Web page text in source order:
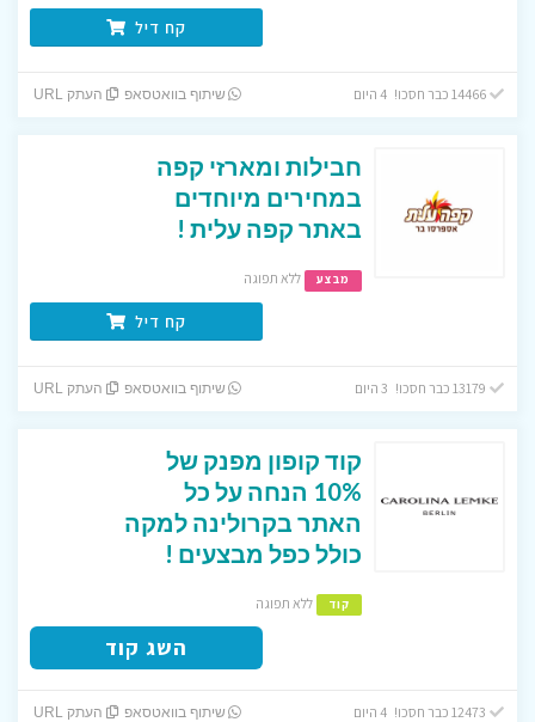
קח דיל
14466 כבר חסכו! 4 היום שיתוף בוואטסאפ העתק URL
חבילות ומארזי קפה
במחירים מיוחדים
באתר קפה עלית !
מבצע ללא תפוגה
קח דיל
שיתוף בוואטסאפ העתק URL
קוד קופון מפנק של
10% הנחה על כל
האתר בקרולינה למקה
כולל כפל מבצעים !
קוד ללא תפוגה
השג קוד
שיתוף בוואטסאפ העתק URL